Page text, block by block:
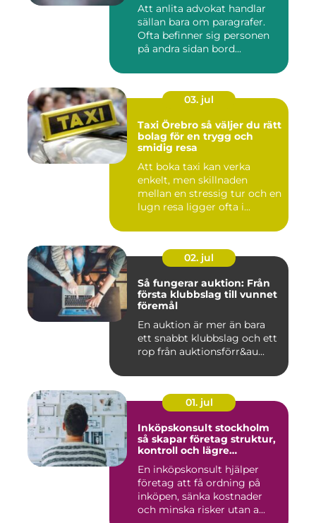
Att anlita advokat handlar
sällan bara om paragrafer.
Ofta befinner sig personen
på andra sidan bord...
03. jul
Taxi Örebro så väljer du rätt
bolag för en trygg och
smidig resa
Att boka taxi kan verka
enkelt, men skillnaden
mellan en stressig tur och en
lugn resa ligger ofta i...
02. jul
Så fungerar auktion: Från
första klubbslag till vunnet
föremål
En auktion är mer än bara
ett snabbt klubbslag och ett
rop från auktionsförr&au...
01. jul
Inköpskonsult stockholm
så skapar företag struktur,
kontroll och lägre
En inköpskonsult hjälper
företag att få ordning på
inköpen, sänka kostnader
och minska risker utan a...